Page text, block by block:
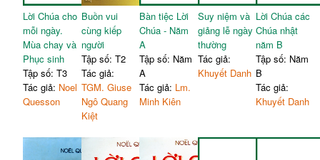
Lời Chúa cho
mỗi ngày.
Mùa chay và
Phục sinh
Tập số: T3
Tác giả: Noel
Quesson
Buồn vui
cùng kiếp
người
Tập số: T2
Tác giả:
TGM. Giuse
Ngô Quang
Kiệt
Bàn tiệc Lời
Chúa - Năm
A
Tập số: Năm
A
Tác giả: Lm.
Minh Kiên
Suy niệm và
giảng lễ ngày
thường
Tác giả:
Khuyết Danh
Lời Chúa các
Chúa nhật
năm B
Tập số: Năm
B
Tác giả:
Khuyết Danh